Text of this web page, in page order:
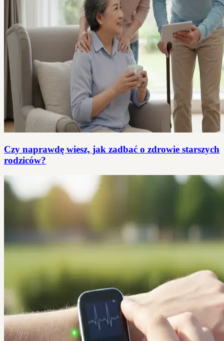
Czy naprawdę wiesz, jak zadbać o zdrowie starszych
rodziców?